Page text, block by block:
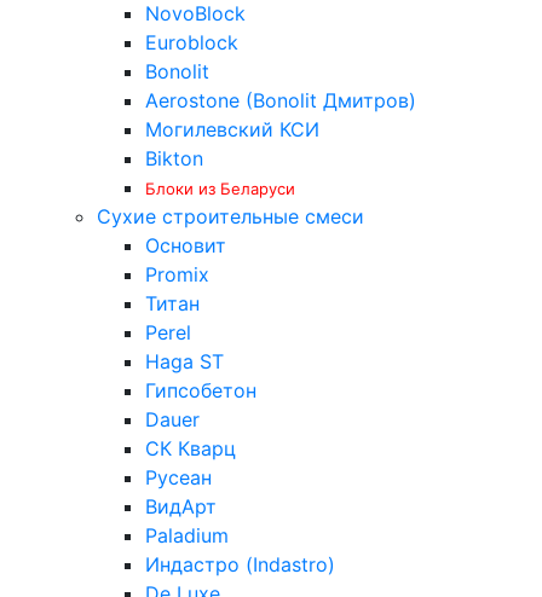
NovoBlock
Euroblock
Bonolit
Aerostone (Bonolit Дмитров)
Могилевский КСИ
Bikton
Блоки из Беларуси
Сухие строительные смеси
Основит
Promix
Титан
Perel
Haga ST
Гипсобетон
Dauer
СК Кварц
Русеан
ВидАрт
Paladium
Индастро (Indastro)